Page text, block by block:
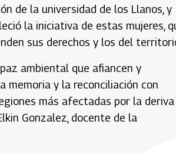
de la universidad de los Llanos, y
la iniciativa de estas mujeres,
sus derechos y los del
ambiental que afiancen y
memoria y la reconciliación con
más afectadas por la
Gonzalez, docente de la